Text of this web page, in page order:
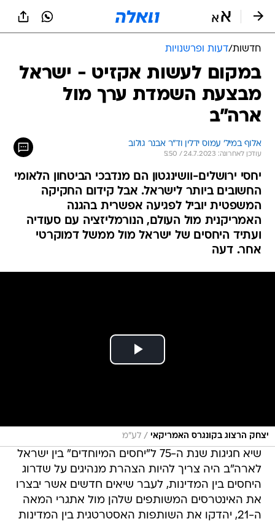
חדשות/דעות ופרשנויות
במקום לעשות אקזיט - ישראל
מבצעת השמדת ערך מול
ארה"ב
אלוף במיל' עמוס ידלין וד"ר אבנר גולוב
עודכן לאחרונה: 24.7.2023 / 5:50
יחסי ירושלים-וושינגטון הם מנדבכי הביטחון הלאומי
החשובים ביותר לישראל. אבל קידום החקיקה
המשפטית יוביל לפגיעה אפשרית בהגנה
האמריקנית מול העולם, הנורמליזציה עם סעודיה
ועתיד היחסים של ישראל מול ממשל דמוקרטי
אחר. דעה
יצחק הרצוג בקונגרס האמריקאי / לע"מ
שיא חגיגות שנת ה-75 ל"יחסים המיוחדים" בין ישראל
לארה"ב היה צריך להיות הצהרת מנהיגים על שדרוג
היחסים בין המדינות, לעבר שיאים חדשים אשר יבצרו
את האינטרסים המשותפים שלהן מול אתגרי המאה
ה-21, יהדקו את השותפות האסטרטגית בין המדינות